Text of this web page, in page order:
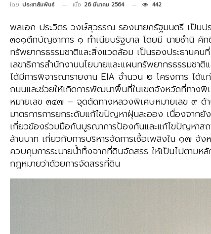
โดย ประชาสัมพันธ์ เมื่อ 26 มีนาคม 2564 442
พลเอก ประวิตร วงษ์สุวรรณ รองนายกรัฐมนตรี เป็น
๓๐๑ตึกบัญชาการ ๑ ทำเนียบรัฐบาล โดยมี นายชำนิ ศัก
ทรัพยากรธรรมชาติและสิ่งแวดล้อม เป็นรองประธานค
เลขาธิการสำนักงานนโยบายและแผนทรัพยากรธรรมช
ได้มีการพิจารณารายงาน EIA จำนวน ๒ โครงการ ได้
ถนนและช่วยให้เกิดการพัฒนาพื้นที่ในเขตจังหวัดที่ทาง
หมายเลข ๓๔๗ – จุดตัดทางหลวงพิเศษหมายเลข ๙
มาตรการการยกระดับแก้ไขปัญหาฝุ่นละออง เนื่องจาก
เกี่ยวข้องร่วมมือกันบูรณาการป้องกันและแก้ไขปัญหา
ล้านบาท เกี่ยวกับการบริหารจัดการเชื้อเพลิงใน ๑๗
ควบคุมการระบายน้ำทิ้งจากที่ดินจัดสรร ให้เป็นไปตาม
กฎหมายว่าด้วยการจัดสรรที่ดิน